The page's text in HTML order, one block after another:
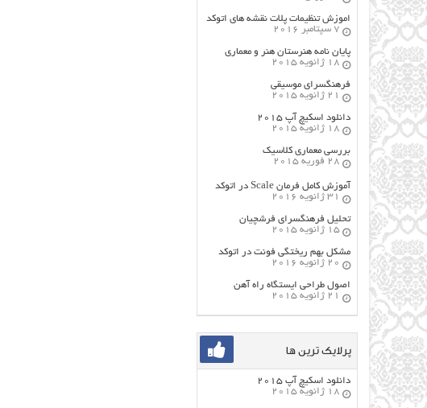
اموزش تنظیمات پلات نقشه های اتوکد
7 سپتامبر 2016
پایان نامه هنرستان هنر و معماري
18 ژانویه 2015
فرهنگسراي موسيقي
21 ژانویه 2015
دانلود اسکیچ آپ ۲۰۱۵
18 ژانویه 2015
بررسی معماری کلاسیک
28 فوریه 2015
آموزش کامل فرمان Scale در اتوکد
31 ژانویه 2016
تحلیل فرهنگسرای فرشچیان
15 ژانویه 2015
مشکل بهم ریختگی فونت در اتوکد
20 ژانویه 2016
اصول طراحي ایستگاه راه آهن
21 ژانویه 2015
پرلایک ترین ها
دانلود اسکیچ آپ ۲۰۱۵
18 ژانویه 2015